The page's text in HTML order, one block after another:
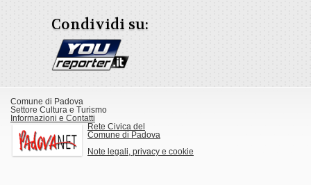
Condividi su:
Comune di Padova
Settore Cultura e Turismo
Informazioni e Contatti
Rete Civica del
Comune di Padova
Note legali, privacy e cookie